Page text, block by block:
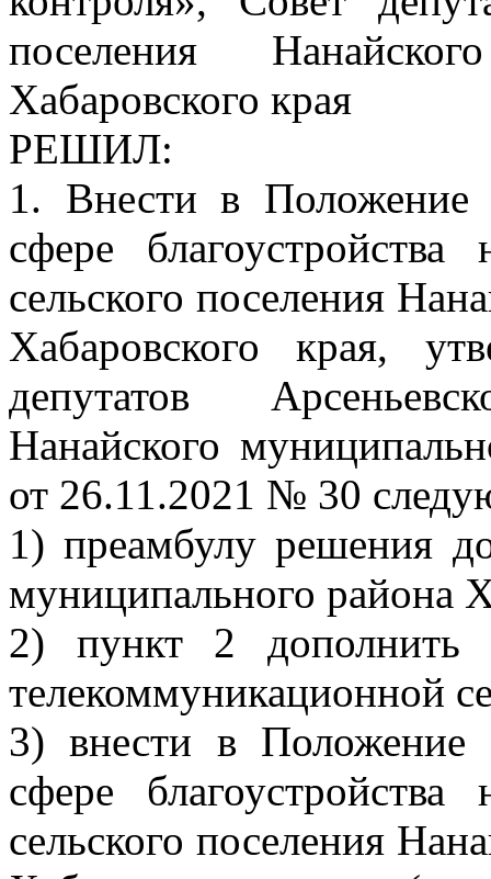
поселения
Хабаровского края
РЕШИЛ:
1. Внести в Положение
сфере благоустройства
сельского поселения
Хабаровского края,
депутатов
Нанайского
от 26.11.2021 № 30
1) преамбулу решения
муниципального района
2) пункт 2 дополнить
телекоммуникационной
3) внести в Положение
сфере благоустройства
сельского поселения